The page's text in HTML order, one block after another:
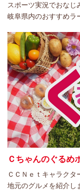
スポーツ実況でおなじ
岐阜県内のおすすめラ
Ｃちゃんのぐるめ
ＣＣＮｅｔキャラクタ
地元のグルメを紹介し